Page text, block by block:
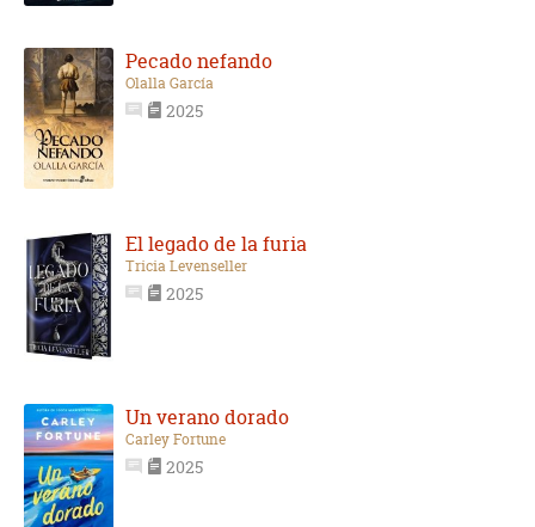
Pecado nefando
Olalla García
2025
El legado de la furia
Tricia Levenseller
2025
Un verano dorado
Carley Fortune
2025